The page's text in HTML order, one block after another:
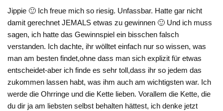
Jippie 🙂 Ich freue mich so riesig. Unfassbar. Hatte gar nicht
damit gerechnet JEMALS etwas zu gewinnen 🙂 Und ich muss
sagen, ich hatte das Gewinnspiel ein bisschen falsch
verstanden. Ich dachte, ihr wölltet einfach nur so wissen, was
man am besten findet,ohne dass man sich explizit für etwas
entscheidet-aber ich finde es sehr toll,dass ihr so jedem das
zukommen lassen habt, was ihm auch am wichtigsten war. Ich
werde die Ohrringe und die Kette lieben. Vorallem die Kette, die
du dir ja am liebsten selbst behalten hättest, ich denke jetzt